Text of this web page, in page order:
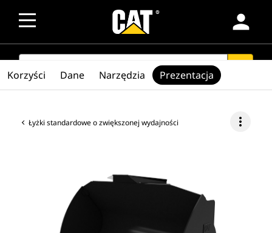
person
SEARCH
Łyżki standardowe o zwiększonej wydajności more_vert
Korzyści Dane Narzędzia Prezentacja